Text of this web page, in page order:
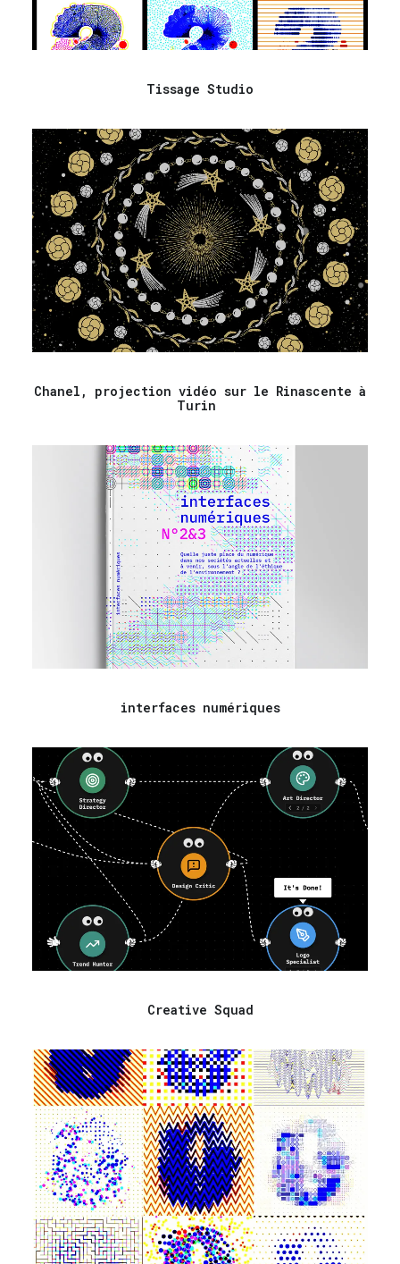
Tissage Studio
Chanel, projection vidéo sur le Rinascente à
Turin
interfaces numériques
Creative Squad